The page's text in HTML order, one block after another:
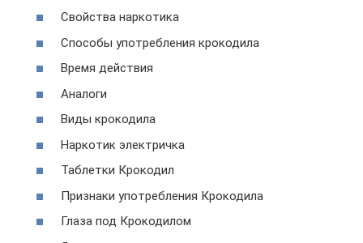
Свойства наркотика
Способы употребления крокодила
Время действия
Аналоги
Виды крокодила
Наркотик электричка
Таблетки Крокодил
Признаки употребления Крокодила
Глаза под Крокодилом